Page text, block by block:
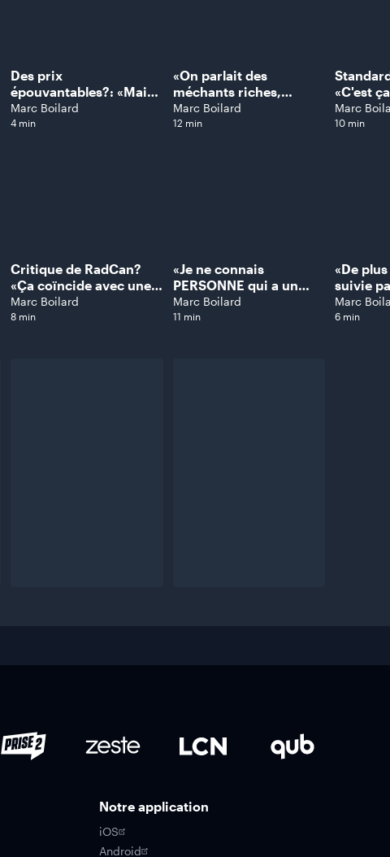
Des prix
épouvantables?: «Mais
tu achètes quand
même!», lance Marc
Marc Boilard
4 min
«On parlait des
méchants riches,
maintenant parlons des
méchants Chinois»,
Marc Boilard
12 min
«C'est
lance
Marc
10 min
Critique de RadCan?
«Ça coïncide avec une
certaine montée de la
droite», assure Alain
Marc Boilard
8 min
«Je ne connais
PERSONNE qui a un
mauvais souvenir avec
Marc Messier», assure
Marc Boilard
11 min
«De
suivie
Pascale
séduit pas
Marc
6 min
Notre application
iOS
Android